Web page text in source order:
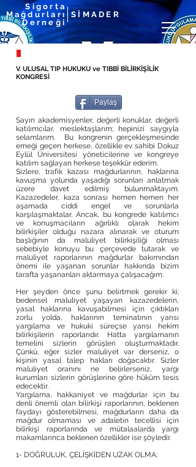
Sigorta
Mağdurları
Derneği
SİMA DER
V. ULUSAL TIP HUKUKU ve TIBBİ BİLİRKİŞİLİK
KONGRESİ
Paylaş
Sayın akademisyenler, değerli konuklar, değerli
katılımcılar, meslektaşlarım; hepinizi saygıyla
selamlarım. Bu kongrenin gerçekleşmesinde
emeği geçen herkese, özellikle ev sahibi Dokuz
Eylül Üniversitesi yöneticilerine ve kongreye
katılım sağlayan herkese teşekkür ederim.
Sizlere, trafik kazası mağdurlarının, haklarına
kavuşma yolunda yaşadığı sorunları anlatmak
üzere davet edilmiş bulunmaktayım.
Kazazedeler, kaza sonrası hemen hemen her
aşamada ciddi engel ve sorunlarla
karşılaşmaktalar. Ancak, bu kongrede katılımcı
ve konuşmacıların ağırlıklı olarak hekim
bilirkişiler olduğu nazara alınarak ve oturum
başlığının da maluliyet bilirkişiliği olması
sebebiyle konuyu bu çerçevede tutarak ve
maluliyet raporlarının mağdurlar bakımından
önemi ile yaşanan sorunlar hakkında bizim
tarafta yaşananları aktarmaya çalışacağım.
Her şeyden önce şunu belirtmek gerekir ki;
bedensel maluliyet yaşayan kazazedelerin,
yasal haklarına kavuşabilmesi için çıktıkları
zorlu yolda, haklarının teminatının yarısı
yargılama ve hukuki süreçse yarısı hekim
bilirkişilerin raporlarıdır. Hatta yargılamanın
temelini sizlerin görüşleri oluşturmaktadır.
Çünkü, eğer sizler maluliyet var derseniz, o
kişinin yasal talep hakları doğacaktır. Sizler
maluliyet oranını ne belirlerseniz, yargı
kurumları sizlerin görüşlerine göre hüküm tesis
edecektir.
Yargılama, hakkaniyet ve mağdurlar için bu
denli önemli olan bilirkişi raporlarının, beklenen
faydayı gösterebilmesi, mağdurların daha da
mağdur olmaması ve adaletin tecellisi için
bilirkişi raporlarında ve mütalaalarda yargı
makamlarınca beklenen özellikler ise şöyledir.
1- DOĞRULUK, ÇELİŞKİDEN UZAK OLMA: